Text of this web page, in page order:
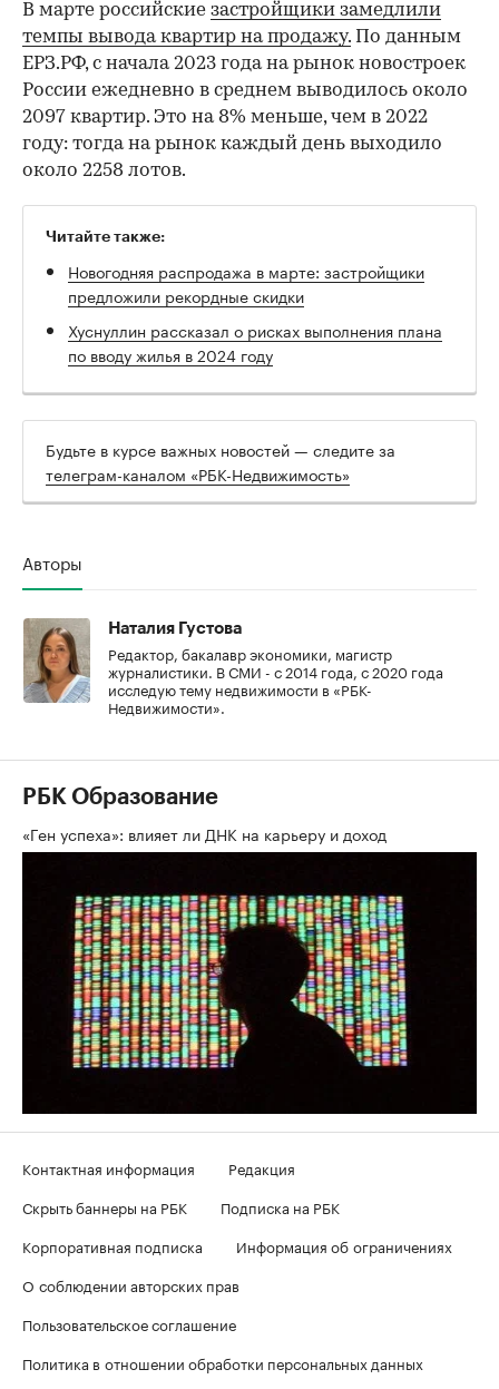
В марте российские застройщики замедлили
темпы вывода квартир на продажу. По данным
ЕРЗ.РФ, с начала 2023 года на рынок новостроек
России ежедневно в среднем выводилось около
2097 квартир. Это на 8% меньше, чем в 2022
году: тогда на рынок каждый день выходило
около 2258 лотов.
Читайте также:
Новогодняя распродажа в марте: застройщики
предложили рекордные скидки
Хуснуллин рассказал о рисках выполнения плана
по вводу жилья в 2024 году
Будьте в курсе важных новостей — следите за
телеграм-каналом «РБК-Недвижимость»
Авторы
Наталия Густова
Редактор, бакалавр экономики, магистр
журналистики. В СМИ - с 2014 года, с 2020 года
исследую тему недвижимости в «РБК-
Недвижимости».
РБК Образование
«Ген успеха»: влияет ли ДНК на карьеру и доход
Контактная информация
Редакция
Скрыть баннеры на РБК
Подписка на РБК
Корпоративная подписка
Информация об ограничениях
О соблюдении авторских прав
Пользовательское соглашение
Политика в отношении обработки персональных данных